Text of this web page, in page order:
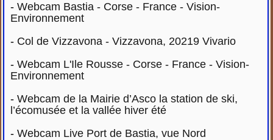
-Webcam Bastia - Corse - France - Vision-
Environnement
- Col de Vizzavona - Vizzavona, 20219 Vivario
-Webcam L'Ile Rousse - Corse - France - Vision-
Environnement
-Webcam de la Mairie d’Asco la station de ski,
l’écomusée et la vallée hiver été
-Webcam Live Port de Bastia, vue Nord